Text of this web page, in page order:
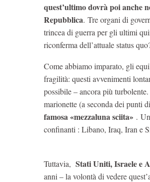
quest’ultimo dovrà poi anche
Repubblica. Tre organi di
trincea di guerra per gli ultimi
riconferma dell’attuale status
Come abbiamo imparato, gli
fragilità: questi avvenimenti
possibile – ancora più
marionette (a seconda dei punti
famosa «mezzaluna sciita» .
confinanti : Libano, Iraq, Iran e
Tuttavia, Stati Uniti, Israele e
anni – la volontà di vedere